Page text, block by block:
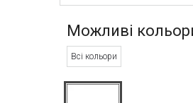
Можливі
Всі кольори